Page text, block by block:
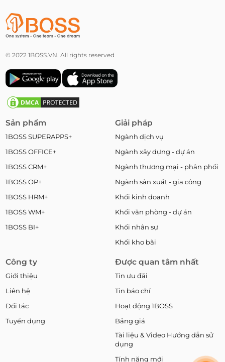
© 2022 1BOSS.VN. All rights reserved
Sản phẩm
1BOSS SUPERAPPS+
1BOSS OFFICE+
1BOSS CRM+
1BOSS OP+
1BOSS HRM+
1BOSS WM+
1BOSS BI+
Giải pháp
Ngành dịch vụ
Ngành xây dựng - dự án
Ngành thương mại - phân phối
Ngành sản xuất - gia công
Khối kinh doanh
Khối văn phòng - dự án
Khối nhân sự
Khối kho bãi
Công ty
Giới thiệu
Liên hệ
Đối tác
Tuyển dụng
Được quan tâm nhất
Tin ưu đãi
Tin báo chí
Hoạt động 1BOSS
Bảng giá
Tài liệu & Video Hướng dẫn sử
dụng
Tính năng mới